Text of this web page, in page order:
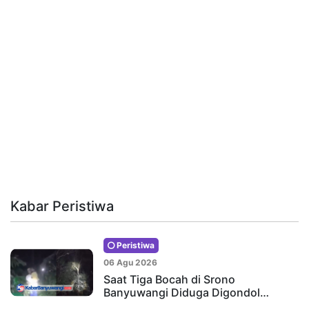
Kabar Peristiwa
Peristiwa
06 Agu 2026
Saat Tiga Bocah di Srono
Banyuwangi Diduga Digondol…